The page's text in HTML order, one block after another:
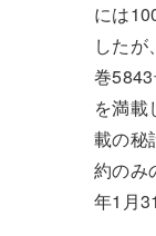
には
した
巻
を満載
載の秘
約のみ
年1月